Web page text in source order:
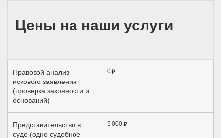
Цены на наши услуги
Правовой анализ
искового заявления
(проверка законности и
оснований)
0
Представительство в
суде (одно судебное
5 000